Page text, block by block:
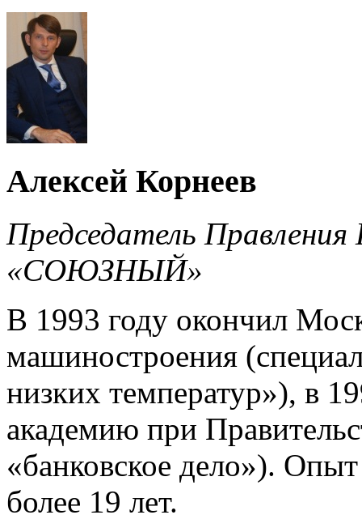
Алексей Корнеев
Председатель Правления
«СОЮЗНЫЙ»
В 1993 году окончил
машиностроения
низких температур»), в
академию при
«банковское дело»).
более 19 лет.